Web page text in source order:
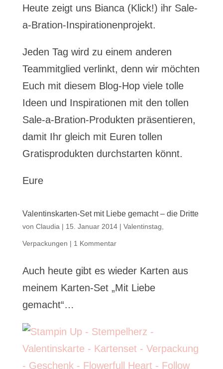
Heute zeigt uns Bianca (Klick!) ihr Sale-
a-Bration-Inspirationenprojekt.
Jeden Tag wird zu einem anderen
Teammitglied verlinkt, denn wir möchten
Euch mit diesem Blog-Hop viele tolle
Ideen und Inspirationen mit den tollen
Sale-a-Bration-Produkten präsentieren,
damit Ihr gleich mit Euren tollen
Gratisprodukten durchstarten könnt.
Eure
Valentinskarten-Set mit Liebe gemacht – die Dritte
von Claudia | 15. Januar 2014| Valentinstag
Verpackungen | 1 Kommentar
Auch heute gibt es wieder Karten aus
meinem Karten-Set „Mit Liebe
gemacht“…